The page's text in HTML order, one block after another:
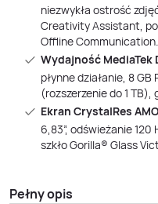
niezwykła ostrość
Creativity Assistant,
Offline Communication.
Wydajność
płynne działanie, 8
(rozszerzenie do 1
Ekran CrystalRes
6,83”, odświeżanie
szkło Gorilla® Glass
Pełny opis